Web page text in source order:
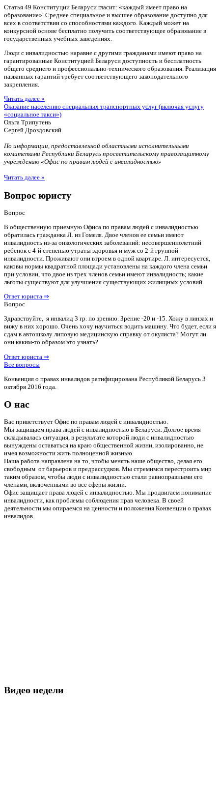
Статья 49 Конституции Беларуси гласит: «каждый имеет право на
образование». Среднее специальное и высшее образование доступно для
всех в соответствии со способностями каждого. Каждый может на
конкурсной основе бесплатно получить соответствующее образование в
государственных учебных заведениях.
Люди с инвалидностью наравне с другими гражданами имеют право на
гарантированные Конституцией Беларуси доступность и бесплатность
общего среднего и профессионально-технического образования. Реализация
названных гарантий требует соответствующего законодательного
закрепления.
Читать далее »
Оказание населению специальных транспортных услуг (включая услугу
«социальное такси»)
Ольга Трипутень
Сергей Дроздовский
По информации, предоставленной областными исполнительными
комитетами Республики Беларусь просветительскому правозащитному
учреждению «Офис по правам людей с инвалидностью»
Читать далее »
Вопрос юристу
Вопрос
В общественную приемную Офиса по правам людей с инвалидностью
обратилась гражданка Л. из Гомеля. Двое членов ее семьи имеют
инвалидность из-за онкологических заболеваний: несовершеннолетний
ребенок с 4-й степенью утраты здоровья и муж со 2-й группой
инвалидности. Проживают они втроем в одной квартире. Л. интересуется,
каковы нормы квадратной площади установлены на каждого члена семьи
при условии, что двое из трех членов семьи имеют инвалидность; какие
льготы существуют для улучшения существующих жилищных условий.
Ответ юриста ⇒
Вопрос
Здравствуйте, я инвалид 3 гр. по зрению. Зрение -20 и -15. Хожу в линзах и
вижу в них хорошо. Очень хочу научиться водить машину. Что будет, если я
сдам в автошколу липовую медицинскую справку от окулиста? Могут ли
они каким-то образом это узнать?
Ответ юриста ⇒
Все вопросы
Конвенция о правах инвалидов ратифицирована Республикой Беларусь 3
октября 2016 года.
О нас
Вас приветствует Офис по правам людей с инвалидностью.
Мы защищаем права людей с инвалидностью в Беларуси. Долгое время
складывалась ситуация, в результате которой люди с инвалидностью
вынуждены оставаться на краю общественной жизни, изолированно, не
имея возможности жить полноценной жизнью.
Наша работа направлена на то, чтобы менять наше общество, делая его
свободным от барьеров и предрассудков. Мы стремимся перестроить мир
таким образом, чтобы люди с инвалидностью стали равноправными его
членами, включенными во все сферы жизни.
Офис защищает права людей с инвалидностью. Мы продвигаем понимание
инвалидности, как проблемы соблюдения прав человека. В своей
деятельности мы опираемся на ценности и положения Конвенции о правах
инвалидов.
Видео недели